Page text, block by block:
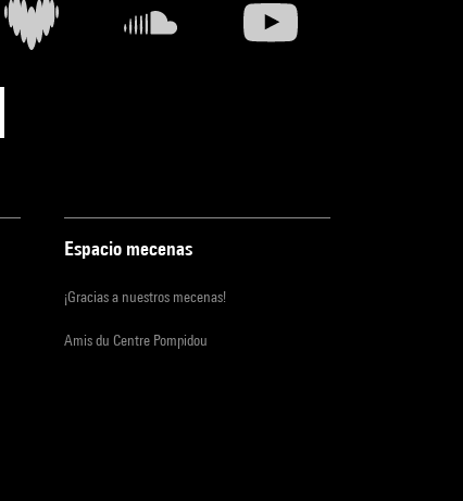
Espacio mecenas
¡Gracias a nuestros mecenas!
Amis du Centre Pompidou